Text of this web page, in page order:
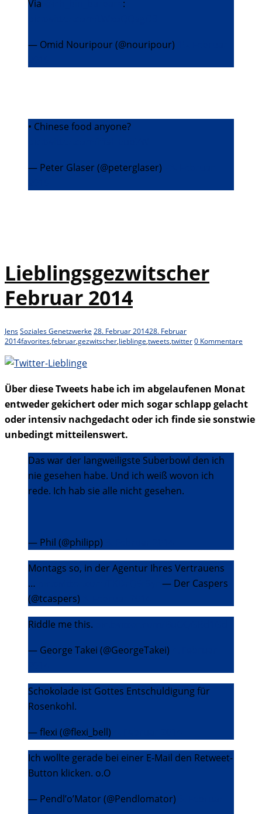
Via
:
— Omid Nouripour (@nouripour)
• Chinese food anyone?
— Peter Glaser (@peterglaser)
Lieblingsgezwitscher
Februar 2014
JensSoziales Genetzwerke 28. Februar 201428. Februar
2014favorites,februar,gezwitscher,lieblinge,tweets,twitter0 Kommentare
Über diese Tweets habe ich im abgelaufenen Monat
entweder gekichert oder mich sogar schlapp gelacht
oder intensiv nachgedacht oder ich finde sie sonstwie
unbedingt mitteilenswert.
Das war der langweiligste Suberbowl den ich
nie gesehen habe. Und ich weiß wovon ich
rede. Ich hab sie alle nicht gesehen.
— Phil (@philipp)
Montags so, in der Agentur Ihres Vertrauens
…
— Der Caspers
(@tcaspers)
Riddle me this.
— George Takei (@GeorgeTakei)
Schokolade ist Gottes Entschuldigung für
Rosenkohl.
— flexi (@flexi_bell)
Ich wollte gerade bei einer E-Mail den Retweet-
Button klicken. o.O
— Pendl’o’Mator (@Pendlomator)